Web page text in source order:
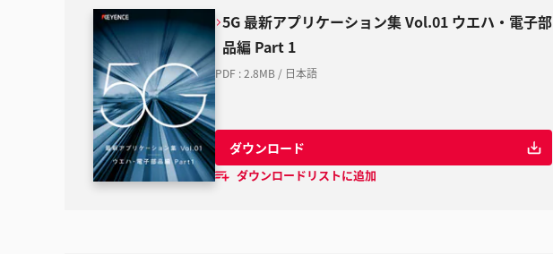
5G 最新アプリケーション集 Vol.01 ウエハ・電子部
品編 Part 1
PDF :2.8MB / 日本語
ダウンロード
ダウンロードリストに追加